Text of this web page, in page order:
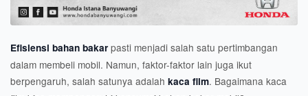
Efisiensi bahan bakar pasti menjadi salah satu pertimbangan
dalam membeli mobil. Namun, faktor-faktor lain juga ikut
berpengaruh, salah satunya adalah kaca film. Bagaimana kaca